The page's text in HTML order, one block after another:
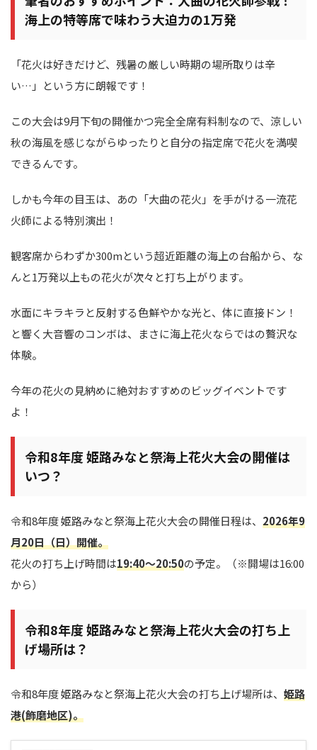
海上の特等席で味わう大迫力の1万発
「花火は好きだけど、残暑の厳しい時期の場所取りは辛
い…」という方に朗報です！
この大会は9月下旬の開催かつ完全全席有料制なので、涼しい
秋の海風を感じながらゆったりと自分の指定席で花火を満喫
できるんです。
しかも今年の目玉は、あの「大曲の花火」を手がける一流花
火師による特別演出！
観客席からわずか300mという超近距離の海上の台船から、な
んと1万発以上もの花火が次々と打ち上がります。
水面にキラキラと反射する色鮮やかな光と、体に直接ドン！
と響く大音響のコンボは、まさに海上花火ならではの贅沢な
体験。
今年の花火の見納めに絶対おすすめのビッグイベントです
よ！
令和8年度 姫路みなと祭海上花火大会の開催は
いつ？
令和8年度 姫路みなと祭海上花火大会の開催日程は、 2026年9
月20日（日）開催。
花火の打ち上げ時間は19:40～20:50の予定。（※開場は16:00
から）
令和8年度 姫路みなと祭海上花火大会の打ち上
げ場所は？
令和8年度 姫路みなと祭海上花火大会の打ち上げ場所は、 姫路
港(飾磨地区)。